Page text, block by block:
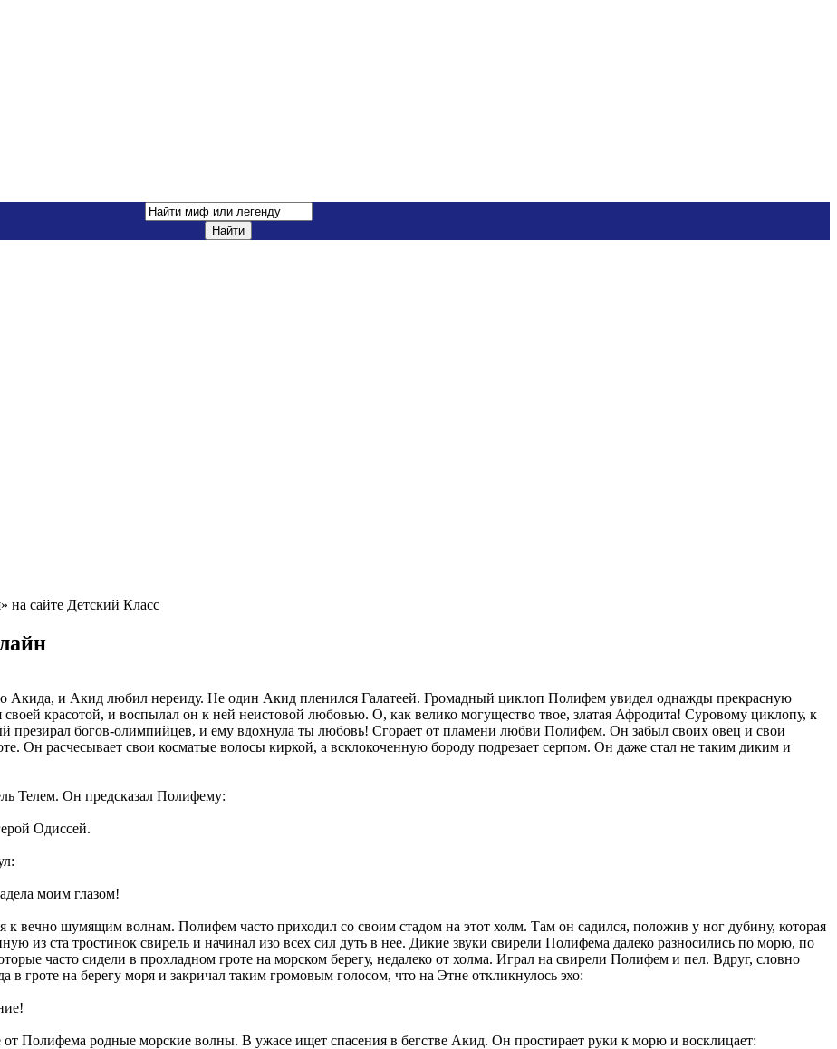
сайте Детский Класс
Акида, и Акид любил нереиду. Не один Акид пленился Галатеей. Громадный циклоп Полифем увидел однажды прекрасную
красотой, и воспылал он к ней неистовой любовью. О, как велико могущество твое, златая Афродита! Суровому циклопу, к
презирал богов-олимпийцев, и ему вдохнула ты любовь! Сгорает от пламени любви Полифем. Он забыл своих овец и свои
Он расчесывает свои косматые волосы киркой, а всклокоченную бороду подрезает серпом. Он даже стал не таким диким и
Телем. Он предсказал Полифему:
Одиссей.
моим глазом!
к вечно шумящим волнам. Полифем часто приходил со своим стадом на этот холм. Там он садился, положив у ног дубину, которая
из ста тростинок свирель и начинал изо всех сил дуть в нее. Дикие звуки свирели Полифема далеко разносились по морю, по
часто сидели в прохладном гроте на морском берегу, недалеко от холма. Играл на свирели Полифем и пел. Вдруг, словно
на берегу моря и закричал таким громовым голосом, что на Этне откликнулось эхо:
от Полифема родные морские волны. В ужасе ищет спасения в бегстве Акид. Он простирает руки к морю и восклицает: